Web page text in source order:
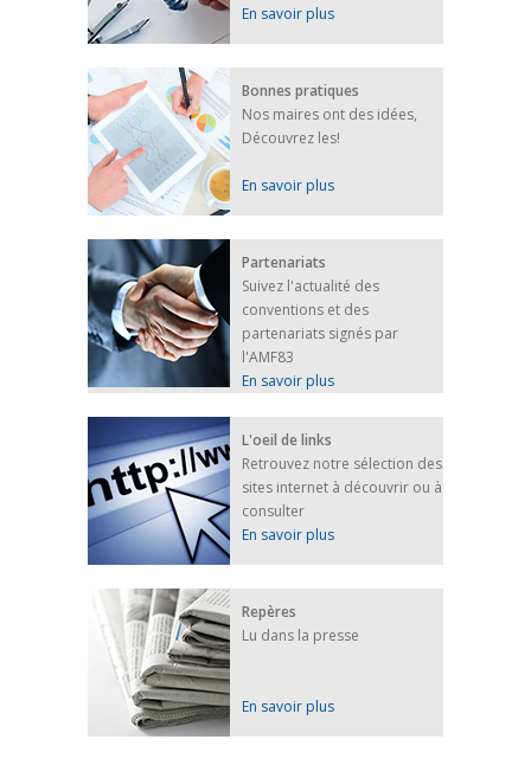
En savoir plus
Bonnes pratiques
Nos maires ont des idées,
Découvrez les!
En savoir plus
Partenariats
Suivez l'actualité des
conventions et des
partenariats signés par
l'AMF83
En savoir plus
L'oeil de links
Retrouvez notre sélection des
sites internet à découvrir ou à
consulter
En savoir plus
Repères
Lu dans la presse
En savoir plus